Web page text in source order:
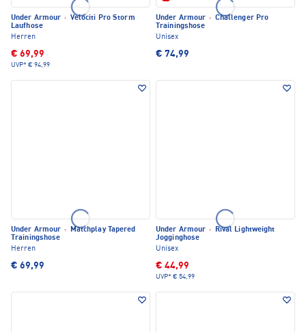
Under Armour · Velociti Pro Storm
Laufhose
Herren
€ 69,99
UVP* € 94,99
Under Armour · Challenger Pro
Trainingshose
Unisex
€ 74,99
Under Armour ·
Matchplay Tapered
Trainingshose
Herren
€ 69,99
Under Armour ·
Rival Lightweight
Jogginghose
Unisex
€ 44,99
UVP* € 54,99